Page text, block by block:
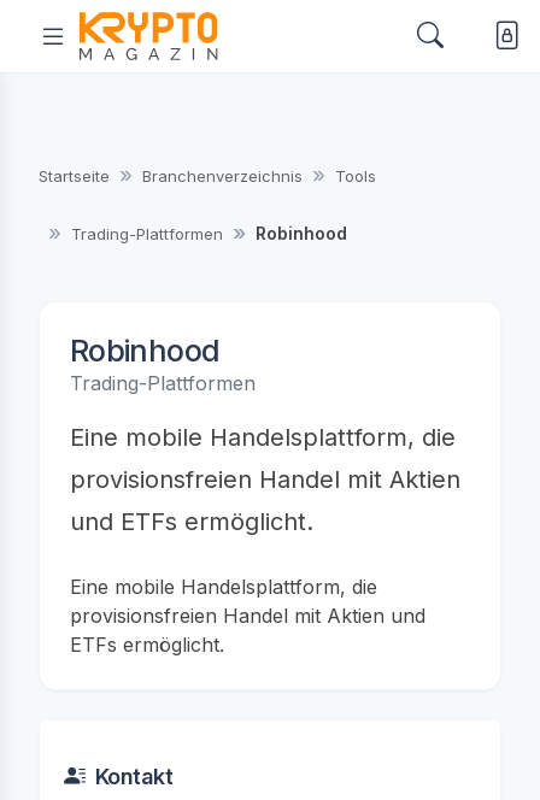
Startseite Branchenverzeichnis Tools
Trading-Plattformen Robinhood
Robinhood
Trading-Plattformen
Eine mobile Handelsplattform, die
provisionsfreien Handel mit Aktien
und ETFs ermöglicht.
Eine mobile Handelsplattform, die
provisionsfreien Handel mit Aktien und
ETFs ermöglicht.
Kontakt